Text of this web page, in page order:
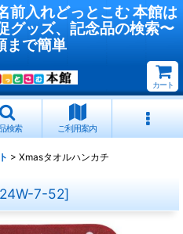
前入れどっとこむ 本館は
グッズ、記念品の検索〜
まで簡単
カート
検索 ご利用案内
> Xmasタオルハンカチ
7-52]